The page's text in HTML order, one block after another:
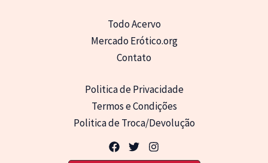
Todo Acervo
Mercado Erótico.org
Contato
Politica de Privacidade
Termos e Condições
Politica de Troca/Devolução